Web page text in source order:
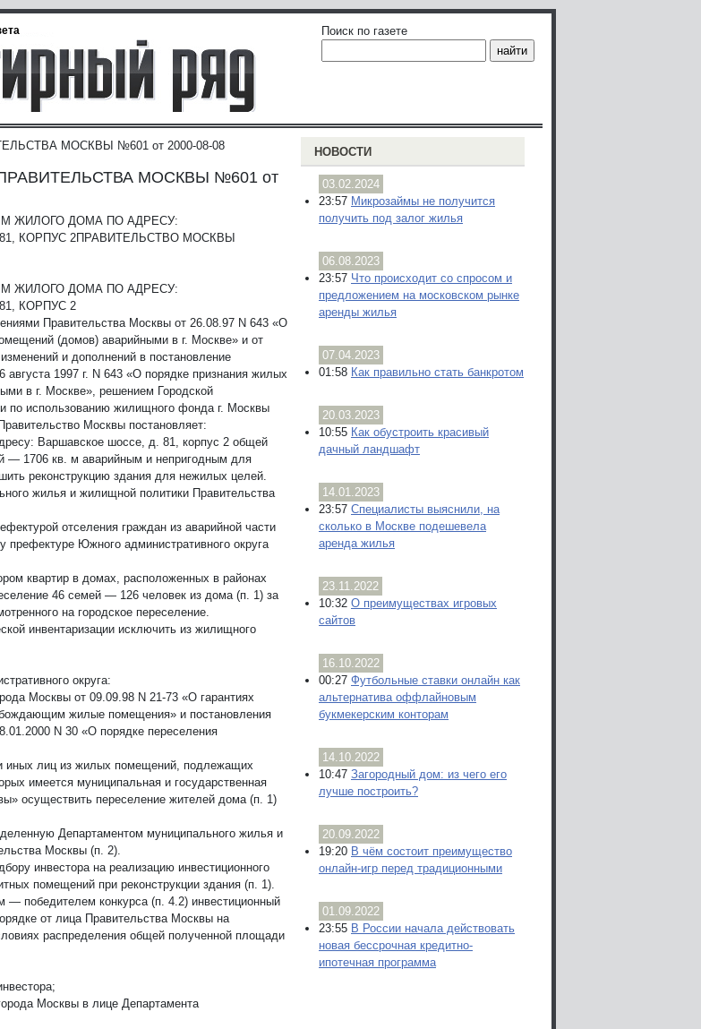
Поиск по газете
МОСКВЫ №601 от 2000-08-08
МОСКВЫ №601 от
ЖИЛОГО ДОМА ПО АДРЕСУ:
КОРПУС 2ПРАВИТЕЛЬСТВО МОСКВЫ
ЖИЛОГО ДОМА ПО АДРЕСУ:
КОРПУС 2
Правительства Москвы от 26.08.97 N 643 «О
(домов) аварийными в г. Москве» и от
и дополнений в постановление
августа 1997 г. N 643 «О порядке признания жилых
в г. Москве», решением Городской
по использованию жилищного фонда г. Москвы
Москвы постановляет:
Варшавское шоссе, д. 81, корпус 2 общей
— 1706 кв. м аварийным и непригодным для
реконструкцию здания для нежилых целей.
жилья и жилищной политики Правительства
отселения граждан из аварийной части
префектуре Южного административного округа
квартир в домах, расположенных в районах
46 семей — 126 человек из дома (п. 1) за
на городское переселение.
инвентаризации исключить из жилищного
округа:
Москвы от 09.09.98 N 21-73 «О гарантиях
жилые помещения» и постановления
N 30 «О порядке переселения
иных лиц из жилых помещений, подлежащих
имеется муниципальная и государственная
осуществить переселение жителей дома (п. 1)
Департаментом муниципального жилья и
Москвы (п. 2).
инвестора на реализацию инвестиционного
помещений при реконструкции здания (п. 1).
— победителем конкурса (п. 4.2) инвестиционный
от лица Правительства Москвы на
распределения общей полученной площади
Москвы в лице Департамента
НОВОСТИ
03.02.2024
23:57 Микрозаймы не получится
получить под залог жилья
06.08.2023
23:57 Что происходит со спросом и
предложением на московском рынке
аренды жилья
07.04.2023
01:58 Как правильно стать банкротом
20.03.2023
10:55 Как обустроить красивый
дачный ландшафт
14.01.2023
23:57 Специалисты выяснили, на
сколько в Москве подешевела
аренда жилья
23.11.2022
10:32 О преимуществах игровых
сайтов
16.10.2022
00:27 Футбольные ставки онлайн как
альтернатива оффлайновым
букмекерским конторам
14.10.2022
10:47 Загородный дом: из чего его
лучше построить?
20.09.2022
19:20 В чём состоит преимущество
онлайн-игр перед традиционными
01.09.2022
23:55 В России начала действовать
новая бессрочная кредитно-
ипотечная программа